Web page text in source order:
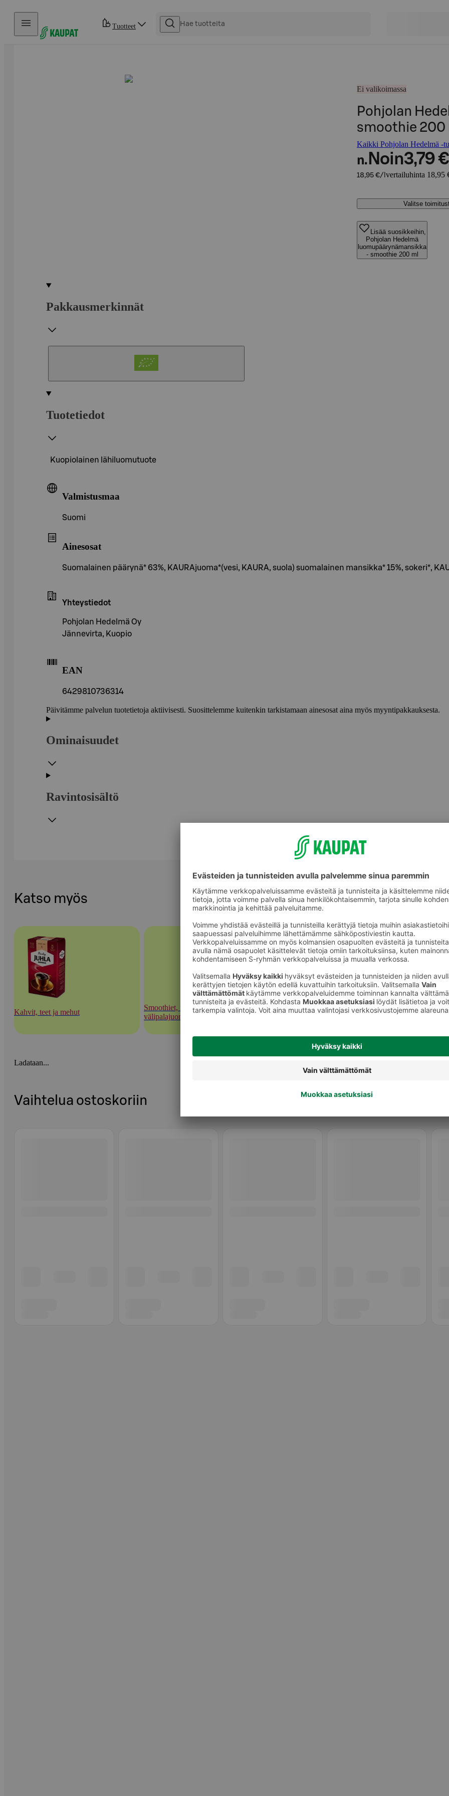
Hyppää sisältöön
Tuotteet
Ei valikoimassa
Pohjolan
smoothie 200
Kaikki Pohjolan Hedelmä -
n. Noin3,79 €
18,95 €/l vertailuhinta 18,95
Valitse
Lisää suosikkeihin,
Pohjolan Hedelmä
luomupäärynämansikka
- smoothie 200 ml
Pakkausmerkinnät
Tuotetiedot
Kuopiolainen lähiluomutuote
Valmistusmaa
Suomi
Ainesosat
Suomalainen päärynä* 63%, KAURAjuoma*(vesi, KAURA, suola) suomalainen mansikka* 15%, sokeri*,
Yhteystiedot
Pohjolan Hedelmä Oy
Jännevirta, Kuopio
EAN
6429810736314
Päivitämme palvelun tuotetietoja aktiivisesti. Suosittelemme kuitenkin tarkistamaan ainesosat aina myös myyntipakkauksesta.
Ominaisuudet
Ravintosisältö
Katso myös
Kahvit, teet ja mehut
Smoothiet, mehushotit ja
välipalajuomat
Ladataan...
Vaihtelua ostoskoriin